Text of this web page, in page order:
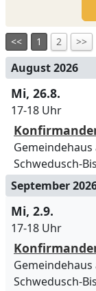
<< 1 2 >>
August 2026
Mi, 26.8.
17-18 Uhr
Schwedusch-
September
Mi, 2.9.
17-18 Uhr
Schwedusch-